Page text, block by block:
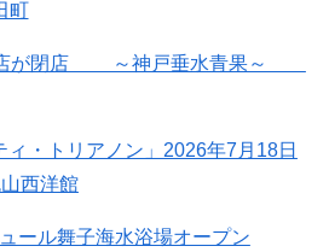
町
店が閉店 ～神戸垂水青果～
ィ・トリアノン」2026年7月18日
洋館
ール舞子海水浴場オープン